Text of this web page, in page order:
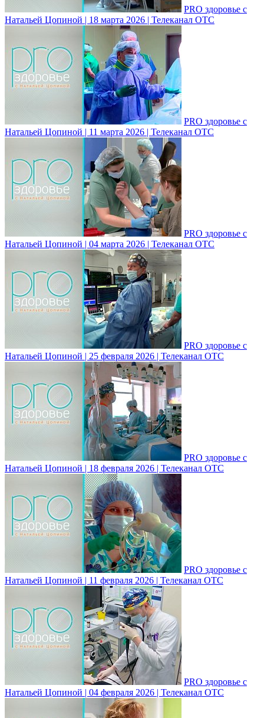
PRO здоровье с
Натальей Цопиной | 18 марта 2026 | Телеканал ОТС
PRO здоровье с
Натальей Цопиной | 11 марта 2026 | Телеканал ОТС
PRO здоровье с
Натальей Цопиной | 04 марта 2026 | Телеканал ОТС
PRO здоровье с
Натальей Цопиной | 25 февраля 2026 | Телеканал ОТС
PRO здоровье с
Натальей Цопиной | 18 февраля 2026 | Телеканал ОТС
PRO здоровье с
Натальей Цопиной | 11 февраля 2026 | Телеканал ОТС
PRO здоровье с
Натальей Цопиной | 04 февраля 2026 | Телеканал ОТС